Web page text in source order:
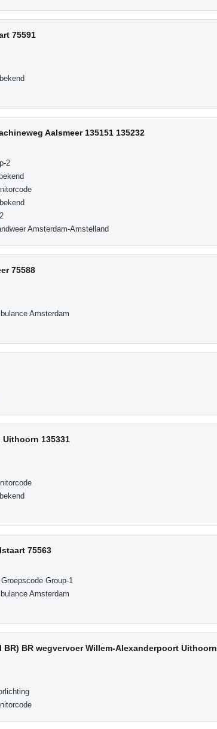
75591
Aalsmeer 135151 135232
2
Amsterdam-Amstelland
75588
Amsterdam
Uithoorn 135331
75563
Group-1
Amsterdam
BR) BR wegvervoer Willem-Alexanderpoort Uithoorn